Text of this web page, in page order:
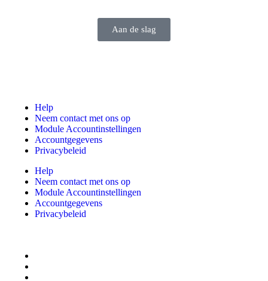
Aan de slag
Help
Neem contact met ons op
Module Accountinstellingen
Accountgegevens
Privacybeleid
Help
Neem contact met ons op
Module Accountinstellingen
Accountgegevens
Privacybeleid